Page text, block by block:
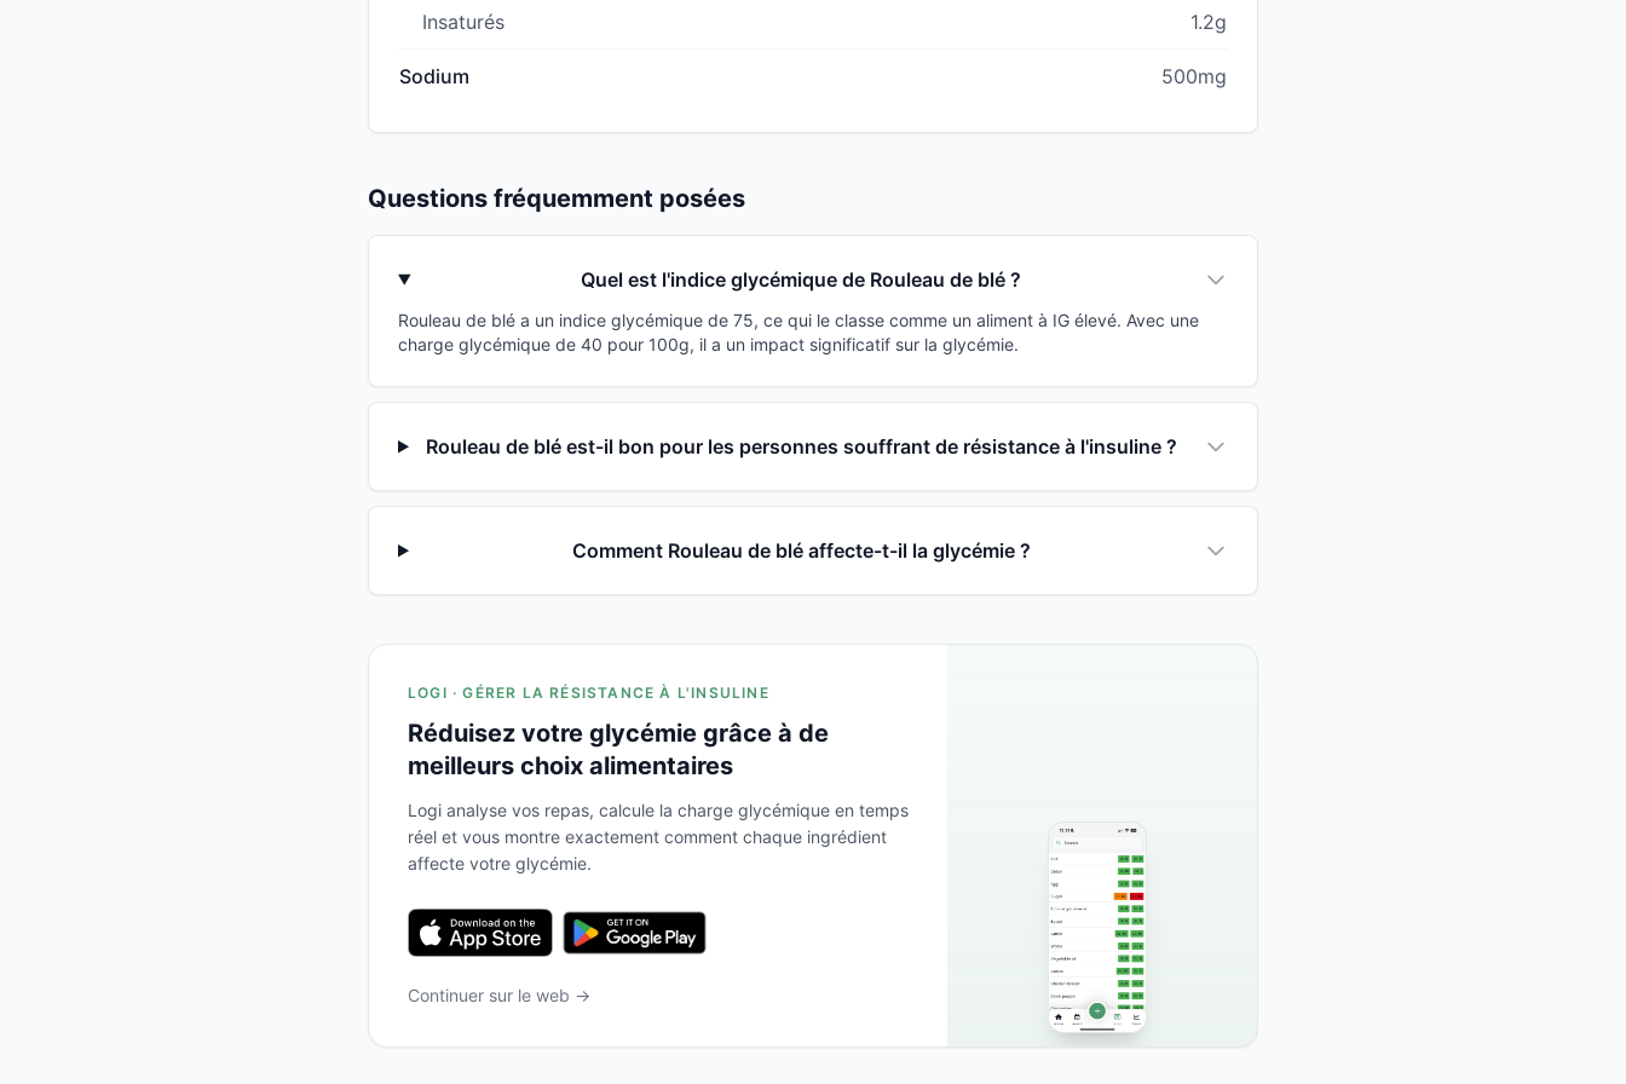
Insaturés 1.2g
Sodium 500mg
Questions fréquemment posées
Quel est l'indice glycémique de Rouleau de blé ?
Rouleau de blé a un indice glycémique de 75, ce qui le classe comme un aliment à IG élevé. Avec une
charge glycémique de 40 pour 100g, il a un impact significatif sur la glycémie.
Rouleau de blé est-il bon pour les personnes souffrant de résistance à l'insuline ?
Comment Rouleau de blé affecte-t-il la glycémie ?
LOGI · GÉRER LA RÉSISTANCE À L'INSULINE
Réduisez votre glycémie grâce à de
meilleurs choix alimentaires
Logi analyse vos repas, calcule la charge glycémique en temps
réel et vous montre exactement comment chaque ingrédient
affecte votre glycémie.
Continuer sur le web →